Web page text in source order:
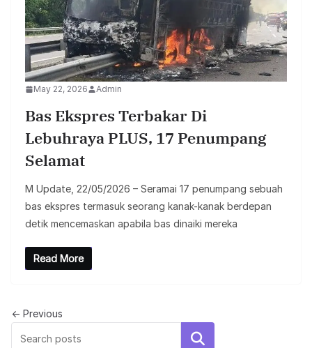
May 22, 2026 Admin
Bas Ekspres Terbakar Di
Lebuhraya PLUS, 17 Penumpang
Selamat
M Update, 22/05/2026 – Seramai 17 penumpang sebuah
bas ekspres termasuk seorang kanak-kanak berdepan
detik mencemaskan apabila bas dinaiki mereka
Read More
← Previous
Search